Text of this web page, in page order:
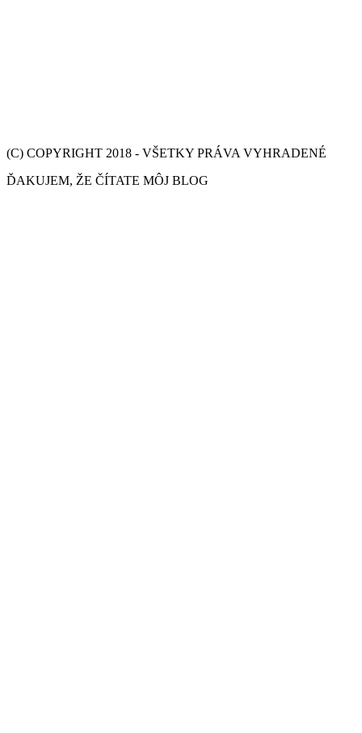
(C) COPYRIGHT 2018 - VŠETKY PRÁVA VYHRADENÉ
ĎAKUJEM, ŽE ČÍTATE MÔJ BLOG